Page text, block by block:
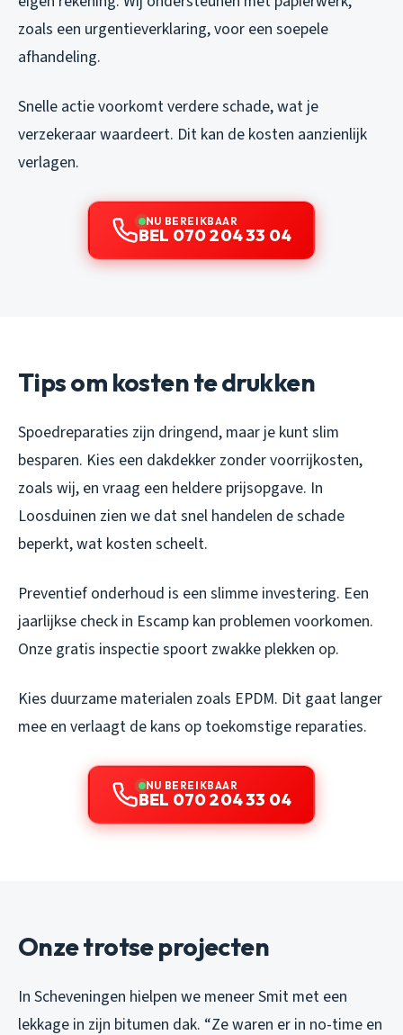
zoals een urgentieverklaring, voor een soepele
afhandeling.
Snelle actie voorkomt verdere schade, wat je
verzekeraar waardeert. Dit kan de kosten aanzienlijk
verlagen.
NU BEREIKBAAR
BEL 070 204 33 04
Tips om kosten te drukken
Spoedreparaties zijn dringend, maar je kunt slim
besparen. Kies een dakdekker zonder voorrijkosten,
zoals wij, en vraag een heldere prijsopgave. In
Loosduinen zien we dat snel handelen de schade
beperkt, wat kosten scheelt.
Preventief onderhoud is een slimme investering. Een
jaarlijkse check in Escamp kan problemen voorkomen.
Onze gratis inspectie spoort zwakke plekken op.
Kies duurzame materialen zoals EPDM. Dit gaat langer
mee en verlaagt de kans op toekomstige reparaties.
NU BEREIKBAAR
BEL 070 204 33 04
Onze trotse projecten
In Scheveningen hielpen we meneer Smit met een
lekkage in zijn bitumen dak. “Ze waren er in no-time en